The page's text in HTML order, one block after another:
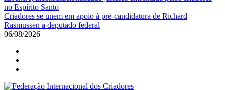
no Espírito Santo
Criadores se unem em apoio à pré-candidatura de Richard
Rasmussen a deputado federal
06/08/2026